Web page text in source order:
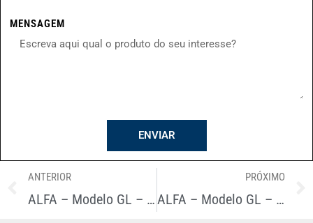
MENSAGEM
ENVIAR
ANTERIOR
ALFA – Modelo GL – Capacidade 20kg
PRÓXIMO
ALFA – Modelo GL – Capacidade 5kg